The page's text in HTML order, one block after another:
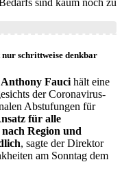
schrittweise denkbar
Anthony Fauci hält eine
der Coronavirus-
Abstufungen für
für alle
Region und
, sagte der Direktor
am Sonntag dem